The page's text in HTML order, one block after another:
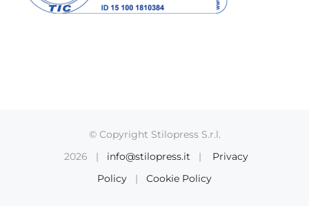
© Copyright Stilopress S.r.l.
2026 | info@stilopress.it | Privacy
Policy | Cookie Policy